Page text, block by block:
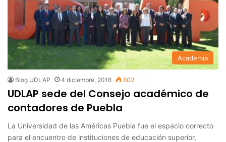
Academia
Blog UDLAP 4 diciembre, 2016 802
UDLAP sede del Consejo académico de
contadores de Puebla
La Universidad de las Américas Puebla fue el espacio correcto
para el encuentro de instituciones de educación superior,